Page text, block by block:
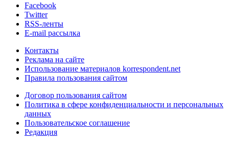
Facebook
Twitter
RSS-ленты
E-mail рассылка
Контакты
Реклама на сайте
Использование материалов korrespondent.net
Правила пользования сайтом
Договор пользования сайтом
Политика в сфере конфиденциальности и персональных
данных
Пользовательское соглашение
Редакция